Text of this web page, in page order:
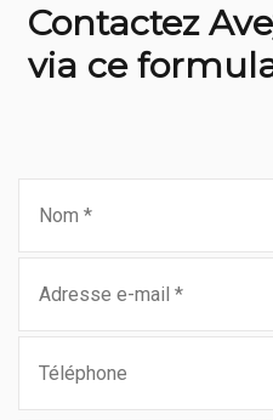
Contactez
via ce